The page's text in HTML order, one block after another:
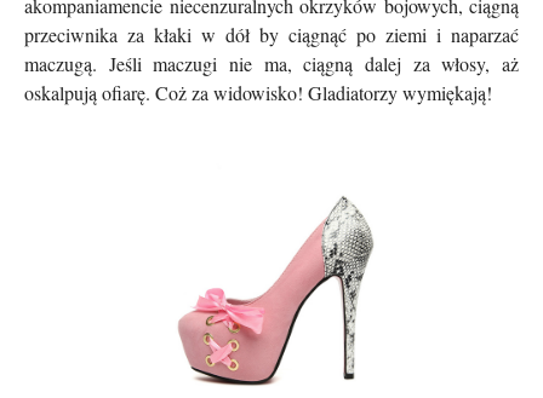
akompaniamencie niecenzuralnych okrzyków bojowych, ciągną
przeciwnika za kłaki w dół by ciągnąć po ziemi i naparzać
maczugą. Jeśli maczugi nie ma, ciągną dalej za włosy, aż
oskalpują ofiarę. Coż za widowisko! Gladiatorzy wymiękają!